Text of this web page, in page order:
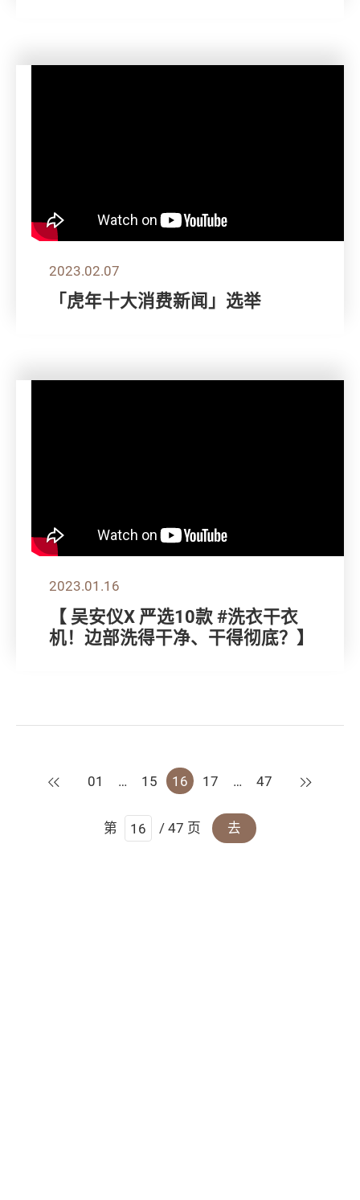
2023.02.07
「虎年十大消费新闻」选举
2023.01.16
【 吴安仪X 严选10款 #洗衣干衣
机！边部洗得干净、干得彻底？】
上一页
01 … 15 16 17 … 47 下一页
第 / 47 页 去